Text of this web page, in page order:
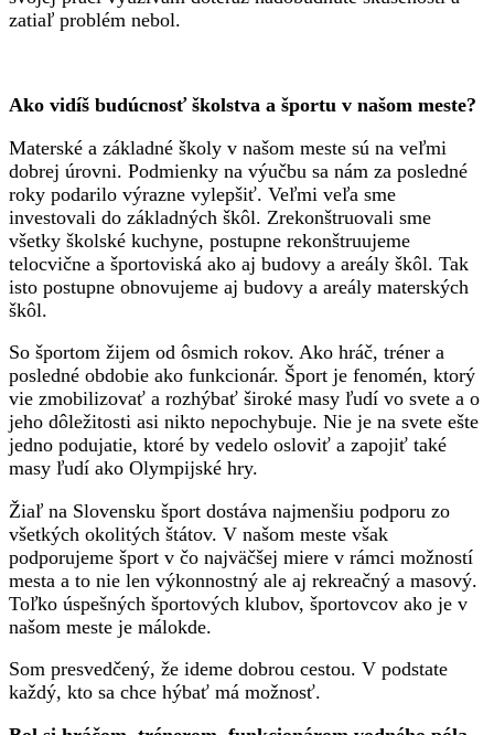
zatiaľ problém nebol.
Ako vidíš budúcnosť školstva a športu v našom meste?
Materské a základné školy v našom meste sú na veľmi
dobrej úrovni. Podmienky na výučbu sa nám za posledné
roky podarilo výrazne vylepšiť. Veľmi veľa sme
investovali do základných škôl. Zrekonštruovali sme
všetky školské kuchyne, postupne rekonštruujeme
telocvične a športoviská ako aj budovy a areály škôl. Tak
isto postupne obnovujeme aj budovy a areály materských
škôl.
So športom žijem od ôsmich rokov. Ako hráč, tréner a
posledné obdobie ako funkcionár. Šport je fenomén, ktorý
vie zmobilizovať a rozhýbať široké masy ľudí vo svete a o
jeho dôležitosti asi nikto nepochybuje. Nie je na svete ešte
jedno podujatie, ktoré by vedelo osloviť a zapojiť také
masy ľudí ako Olympijské hry.
Žiaľ na Slovensku šport dostáva najmenšiu podporu zo
všetkých okolitých štátov. V našom meste však
podporujeme šport v čo najväčšej miere v rámci možností
mesta a to nie len výkonnostný ale aj rekreačný a masový.
Toľko úspešných športových klubov, športovcov ako je v
našom meste je málokde.
Som presvedčený, že ideme dobrou cestou. V podstate
každý, kto sa chce hýbať má možnosť.